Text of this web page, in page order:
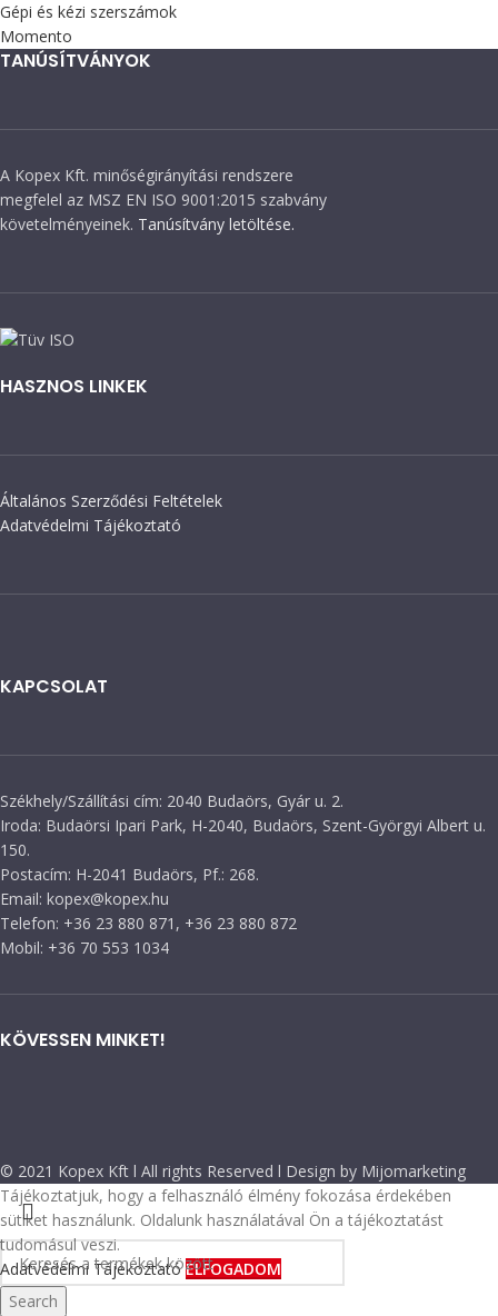
Gépi és kézi szerszámok
Momento
TANÚSÍTVÁNYOK
A Kopex Kft. minőségirányítási rendszere
megfelel az MSZ EN ISO 9001:2015 szabvány
követelményeinek. Tanúsítvány letöltése.
HASZNOS LINKEK
Általános Szerződési Feltételek
Adatvédelmi Tájékoztató
KAPCSOLAT
Székhely/Szállítási cím: 2040 Budaörs, Gyár u. 2.
Iroda: Budaörsi Ipari Park, H-2040, Budaörs, Szent-Györgyi Albert u.
150.
Postacím: H-2041 Budaörs, Pf.: 268.
Email: kopex@kopex.hu
Telefon: +36 23 880 871, +36 23 880 872
Mobil: +36 70 553 1034
KÖVESSEN MINKET!
© 2021 Kopex Kft l All rights Reserved l Design by Mijomarketing
Search
Tájékoztatjuk, hogy a felhasználó élmény fokozása érdekében
sütiket használunk. Oldalunk használatával Ön a tájékoztatást
tudomásul veszi.
Adatvédelmi TájékoztatóELFOGADOM